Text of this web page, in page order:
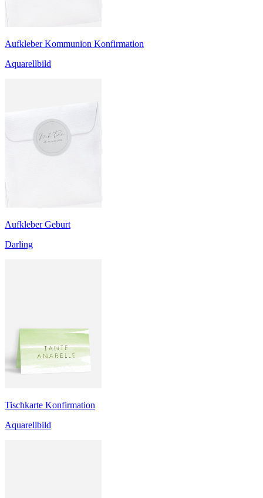
Aufkleber Kommunion Konfirmation
Aquarellbild
Aufkleber Geburt
Darling
Tischkarte Konfirmation
Aquarellbild